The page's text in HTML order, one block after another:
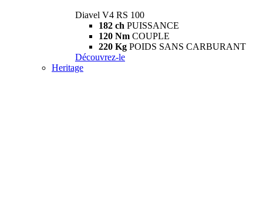
Diavel V4 RS 100
182 ch PUISSANCE
120 Nm COUPLE
220 Kg POIDS SANS CARBURANT
Découvrez-le
Heritage